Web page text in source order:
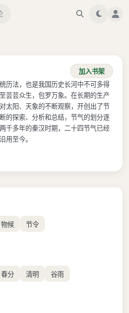
加入书架
历法，也是我国历史长河中不可多得
芸芸众生，包罗万象。在长期的生产
太阳、天象的不断观察，开创出了节
的探索、分析和总结，节气的划分逐
千多年的秦汉时期，二十四节气已经
用至今。
物候 节令
春分 清明
谷雨